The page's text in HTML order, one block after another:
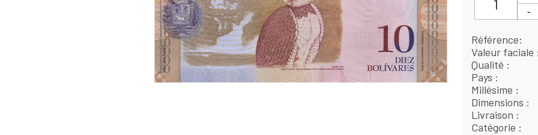
Référence
Valeur faciale
Qualité
Pays
Millésime
Dimensions
Livraison
Catégorie